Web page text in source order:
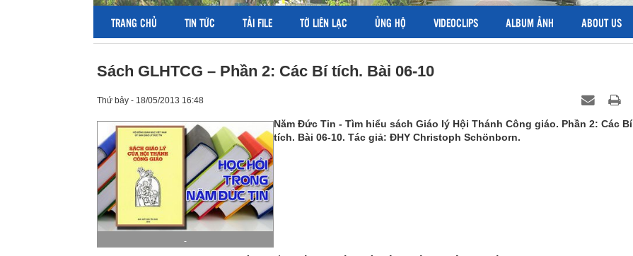
TRANG CHỦ TIN TỨC TẢI FILE TỜ LIÊN LẠC ỦNG HỘ VIDEOCLIPS ALBUM ẢNH ABOUT US
Sách GLHTCG – Phần 2: Các Bí tích. Bài 06-10
Thứ bảy - 18/05/2013 16:48
-
Năm Đức Tin - Tìm hiểu sách Giáo lý Hội Thánh Công giáo. Phần 2: Các Bí
tích. Bài 06-10. Tác giả: ĐHY Christoph Schönborn.